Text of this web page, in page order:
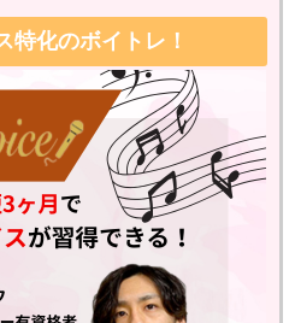
特化のボイトレ！